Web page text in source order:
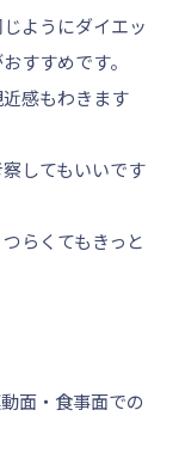
ようにダイエッ
すすめです。
感もわきます
してもいいです
らくてもきっと
面・食事面での